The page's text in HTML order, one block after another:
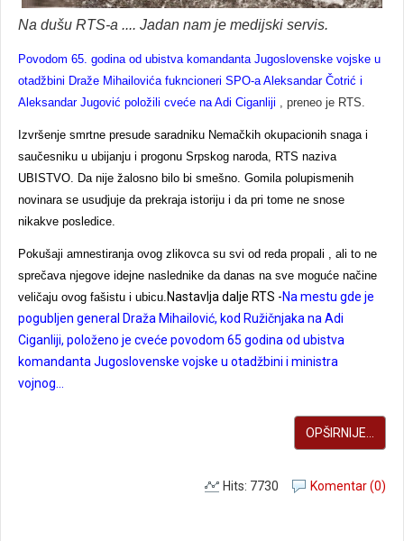
Na dušu RTS-a .... Jadan nam je medijski servis.
Povodom 65. godina od ubistva komandanta Jugoslovenske vojske u
otadžbini Draže Mihailovića fukncioneri SPO-a Aleksandar Čotrić i
Aleksandar Jugović položili cveće na Adi Ciganliji , preneo je RTS.
Izvršenje smrtne presude saradniku Nemačkih okupacionih snaga i
saučesniku u ubijanju i progonu Srpskog naroda, RTS naziva
UBISTVO. Da nije žalosno bilo bi smešno. Gomila polupismenih
novinara se usudjuje da prekraja istoriju i da pri tome ne snose
nikakve posledice.
Pokušaji amnestiranja ovog zlikovca su svi od reda propali , ali to ne
sprečava njegove idejne naslednike da danas na sve moguće načine
veličaju ovog fašistu i ubicu. Nastavlja dalje RTS -Na mestu gde je
pogubljen general Draža Mihailović, kod Ružičnjaka na Adi
Ciganliji, položeno je cveće povodom 65 godina od ubistva
komandanta Jugoslovenske vojske u otadžbini i ministra
vojnog...
OPŠIRNIJE...
Komentar (0)
Hits: 7730